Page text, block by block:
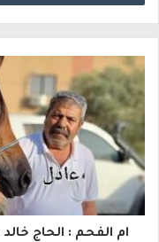
ر
ي
د
ك
ا
ام الفحم : الحاج